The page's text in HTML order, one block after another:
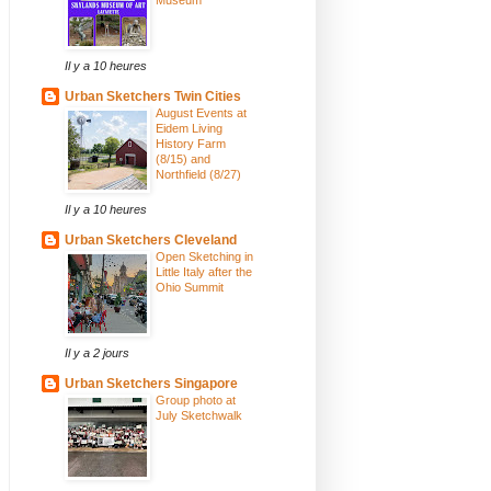
Il y a 10 heures
Urban Sketchers Twin Cities
August Events at
Eidem Living
History Farm
(8/15) and
Northfield (8/27)
Il y a 10 heures
Urban Sketchers Cleveland
Open Sketching in
Little Italy after the
Ohio Summit
Il y a 2 jours
Urban Sketchers Singapore
Group photo at
July Sketchwalk